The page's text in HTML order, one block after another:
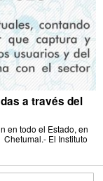
a través del
en todo el Estado, en
El Instituto